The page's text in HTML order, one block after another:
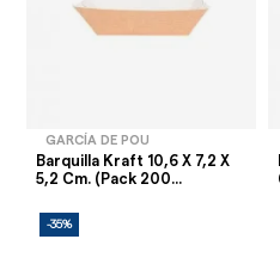
GARCÍA DE POU
Barquilla Kraft 10,6 X 7,2 X
5,2 Cm. (Pack 200...
-35%